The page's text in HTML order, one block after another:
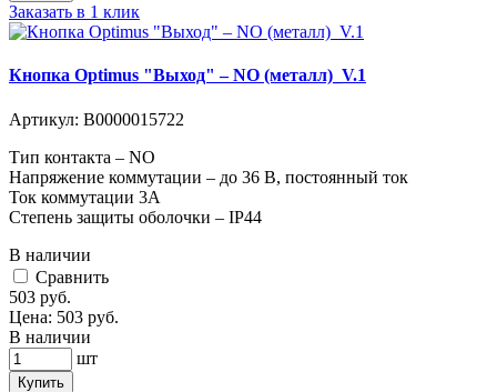
Заказать в 1 клик
Кнопка Optimus "Выход" – NO (металл)_V.1
Артикул: В0000015722
Тип контакта – NO
Напряжение коммутации – до 36 В, постоянный ток
Ток коммутации 3А
Степень защиты оболочки – IP44
В наличии
Cравнить
503 руб.
Цена: 503 руб.
В наличии
шт
Купить